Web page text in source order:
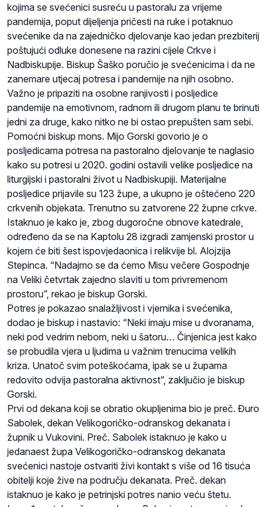
kojima se svećenici susreću u pastoralu za vrijeme
pandemija, poput dijeljenja pričesti na ruke i potaknuo
svećenike da na zajedničko djelovanje kao jedan prezbiterij
poštujući odluke donesene na razini cijele Crkve i
Nadbiskupije. Biskup Šaško poručio je svećenicima i da ne
zanemare utjecaj potresa i pandemije na njih osobno.
Važno je pripaziti na osobne ranjivosti i posljedice
pandemije na emotivnom, radnom ili drugom planu te brinuti
jedni za druge, kako nitko ne bi ostao prepušten sam sebi.
Pomoćni biskup mons. Mijo Gorski govorio je o
posljedicama potresa na pastoralno djelovanje te naglasio
kako su potresi u 2020. godini ostavili velike posljedice na
liturgijski i pastoralni život u Nadbiskupiji. Materijalne
posljedice prijavile su 123 župe, a ukupno je oštećeno 220
crkvenih objekata. Trenutno su zatvorene 22 župne crkve.
Istaknuo je kako je, zbog dugoročne obnove katedrale,
određeno da se na Kaptolu 28 izgradi zamjenski prostor u
kojem će biti šest ispovjedaonica i relikvije bl. Alojzija
Stepinca. “Nadajmo se da ćemo Misu večere Gospodnje
na Veliki četvrtak zajedno slaviti u tom privremenom
prostoru”, rekao je biskup Gorski.
Potres je pokazao snalažljivost i vjernika i svećenika,
dodao je biskup i nastavio: “Neki imaju mise u dvoranama,
neki pod vedrim nebom, neki u šatoru… Činjenica jest kako
se probudila vjera u ljudima u važnim trenucima velikih
kriza. Unatoč svim poteškoćama, ipak se u župama
redovito odvija pastoralna aktivnost”, zaključio je biskup
Gorski.
Prvi od dekana koji se obratio okupljenima bio je preč. Đuro
Sabolek, dekan Velikogoričko-odranskog dekanata i
župnik u Vukovini. Preč. Sabolek istaknuo je kako u
jedanaest župa Velikogoričko-odranskog dekanata
svećenici nastoje ostvariti živi kontakt s više od 16 tisuća
obitelji koje žive na području dekanata. Preč. dekan
istaknuo je kako je petrinjski potres nanio veću štetu.